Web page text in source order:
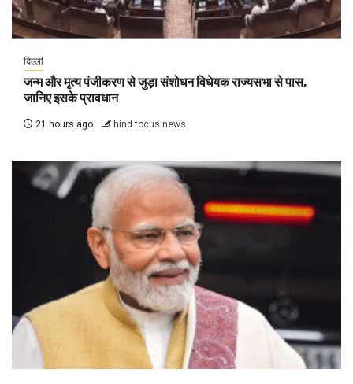
दिल्ली
जन्म और मृत्य पंजीकरण से जुड़ा संशोधन विधेयक राज्यसभा से पास,
जानिए इसके प्रावधान
21 hours ago hind focus news